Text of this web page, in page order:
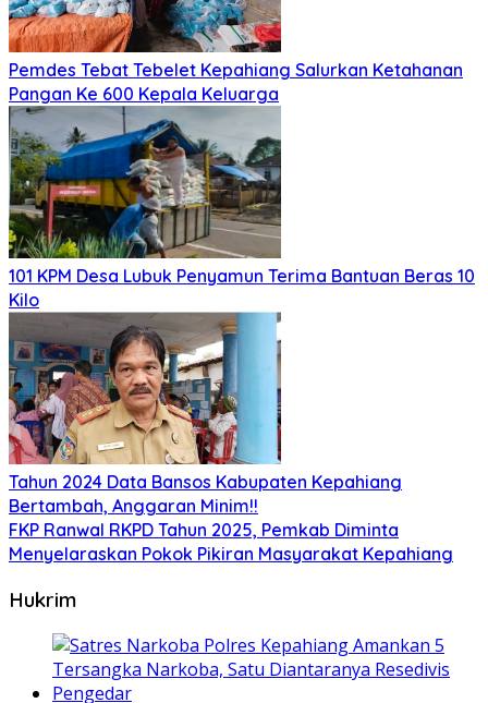
Pemdes Tebat Tebelet Kepahiang Salurkan Ketahanan
Pangan Ke 600 Kepala Keluarga
101 KPM Desa Lubuk Penyamun Terima Bantuan Beras 10
Kilo
Tahun 2024 Data Bansos Kabupaten Kepahiang
Bertambah, Anggaran Minim!!
FKP Ranwal RKPD Tahun 2025, Pemkab Diminta
Menyelaraskan Pokok Pikiran Masyarakat Kepahiang
Hukrim